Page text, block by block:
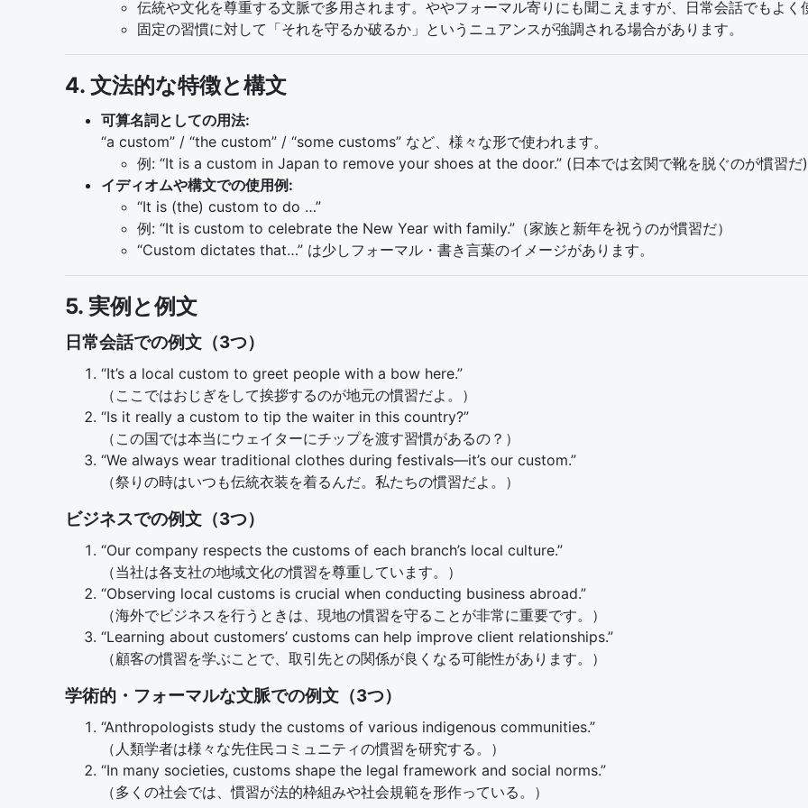
伝統や文化を尊重する文脈で多用されます。ややフォーマル寄りにも聞こえますが、日常会話でもよく
固定の習慣に対して「それを守るか破るか」というニュアンスが強調される場合があります。
4. 文法的な特徴と構文
可算名詞としての用法:
“a custom” / “the custom” / “some customs” など、様々な形で使われます。
例: “It is a custom in Japan to remove your shoes at the door.” (日本では玄関で靴を脱ぐのが慣習だ)
イディオムや構文での使用例:
“It is (the) custom to do …”
例: “It is custom to celebrate the New Year with family.”（家族と新年を祝うのが慣習だ）
“Custom dictates that…” は少しフォーマル・書き言葉のイメージがあります。
5. 実例と例文
日常会話での例文（3つ）
“It’s a local custom to greet people with a bow here.”
（ここではおじぎをして挨拶するのが地元の慣習だよ。）
“Is it really a custom to tip the waiter in this country?”
（この国では本当にウェイターにチップを渡す習慣があるの？）
“We always wear traditional clothes during festivals—it’s our custom.”
（祭りの時はいつも伝統衣装を着るんだ。私たちの慣習だよ。）
ビジネスでの例文（3つ）
“Our company respects the customs of each branch’s local culture.”
（当社は各支社の地域文化の慣習を尊重しています。）
“Observing local customs is crucial when conducting business abroad.”
（海外でビジネスを行うときは、現地の慣習を守ることが非常に重要です。）
“Learning about customers’ customs can help improve client relationships.”
（顧客の慣習を学ぶことで、取引先との関係が良くなる可能性があります。）
学術的・フォーマルな文脈での例文（3つ）
“Anthropologists study the customs of various indigenous communities.”
（人類学者は様々な先住民コミュニティの慣習を研究する。）
“In many societies, customs shape the legal framework and social norms.”
（多くの社会では、慣習が法的枠組みや社会規範を形作っている。）